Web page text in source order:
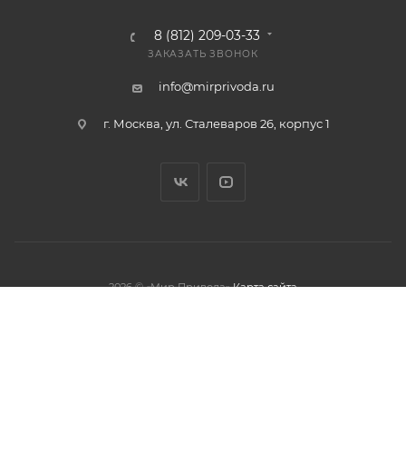
8 (812) 209-03-33
ЗАКАЗАТЬ ЗВОНОК
info@mirprivoda.ru
г. Москва, ул. Сталеваров 26, корпус 1
2026 © «Мир Привода» Карта сайта